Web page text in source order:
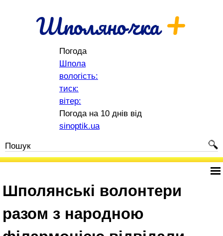
Шполяночка+
Погода
Шпола
вологість:
тиск:
вітер:
Погода на 10 днів від
sinoptik.ua
Шполянські волонтери
разом з народною